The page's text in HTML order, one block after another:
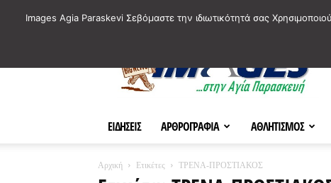
ΕΙΔΗΣΕΙΣ ΑΡΘΡΟΓΡΑΦΙΑ ΑΘΛΗΤΙΣΜΟΣ
Αρχική Ετικέτες ΤΡΕΝΑ-ΠΡΟΣΤΙΑΚΟΣ
Images Agia Paraskevi Σεβόμαστε την ιδιωτικότητά σας